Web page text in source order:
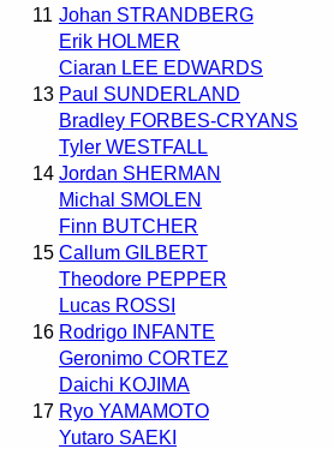
11 Johan STRANDBERG
Erik HOLMER
13
Ciaran LEE EDWARDS
Paul SUNDERLAND
Bradley FORBES-CRYANS
14
Tyler WESTFALL
Jordan SHERMAN
Michal SMOLEN
15
Finn BUTCHER
Callum GILBERT
Theodore PEPPER
16
Lucas ROSSI
Rodrigo INFANTE
Geronimo CORTEZ
17
Daichi KOJIMA
Ryo YAMAMOTO
Yutaro SAEKI